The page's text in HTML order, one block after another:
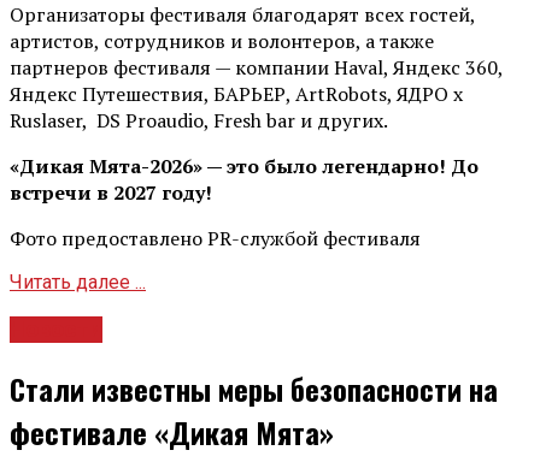
Организаторы фестиваля благодарят всех гостей,
артистов, сотрудников и волонтеров, а также
партнеров фестиваля — компании Haval, Яндекс 360,
Яндекс Путешествия, БАРЬЕР, ArtRobots, ЯДРО х
Ruslaser, DS Proaudio, Fresh bar и других.
«Дикая Мята-2026» — это было легендарно! До
встречи в 2027 году!
Фото предоставлено PR-службой фестиваля
Читать далее ...
Стали известны меры безопасности на
фестивале «Дикая Мята»